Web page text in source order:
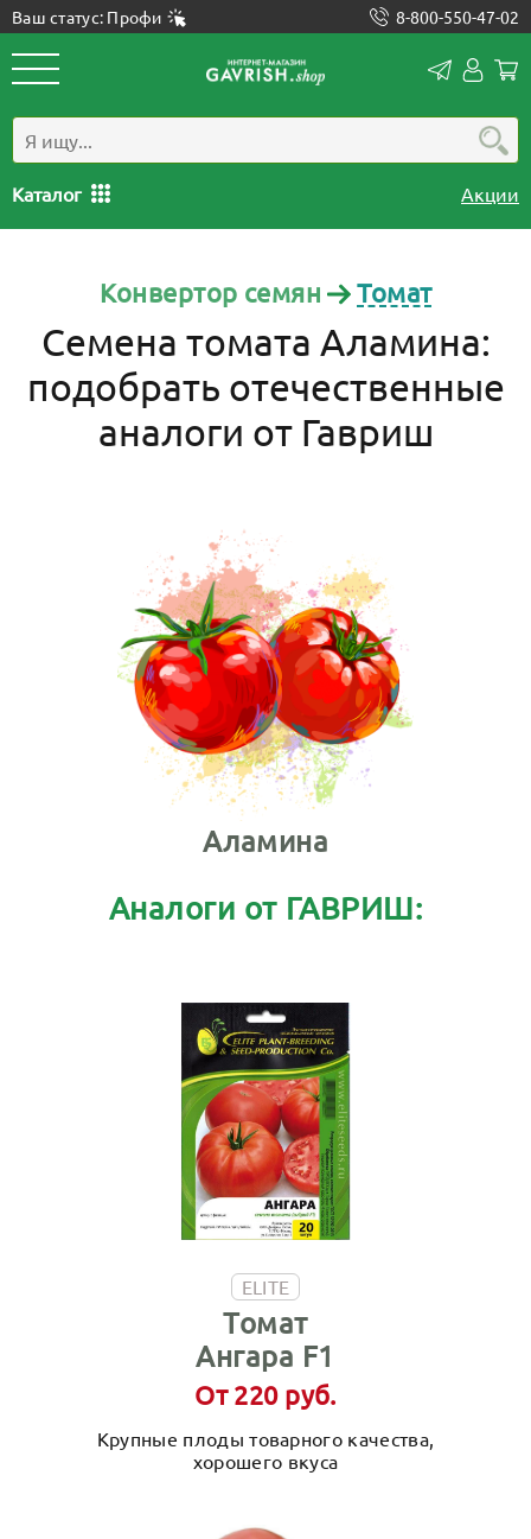
Ваш статус: Профи 8-800-550-47-02
Каталог Акции
Конвертор семян Томат
Семена томата Аламина:
подобрать отечественные
аналоги от Гавриш
Аламина
Аналоги от ГАВРИШ:
ELITE
Томат
Ангара F1
От 220 руб.
Крупные плоды товарного качества,
хорошего вкуса